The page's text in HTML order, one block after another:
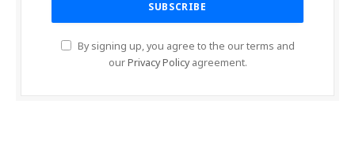
By signing up, you agree to the our terms and
ourPrivacy Policyagreement.